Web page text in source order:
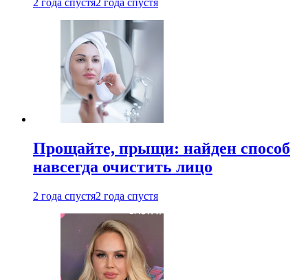
2 года спустя2 года спустя
Прощайте, прыщи: найден способ
навсегда очистить лицо
2 года спустя2 года спустя